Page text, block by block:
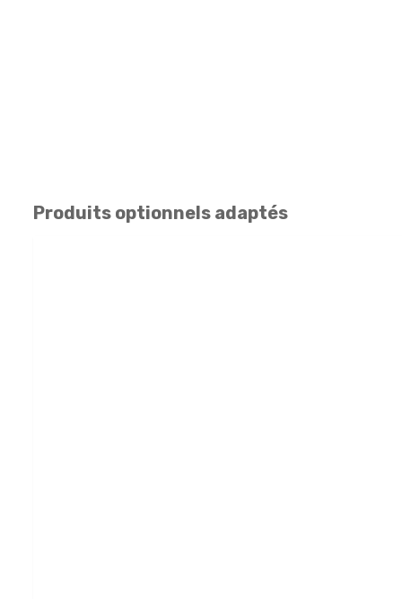
Produits optionnels adaptés